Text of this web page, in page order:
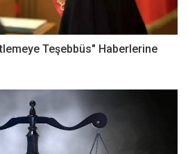
Teşebbüs" Haberlerine